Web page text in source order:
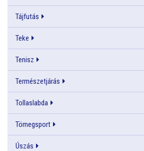
Tájfutás
Teke
Tenisz
Természetjárás
Tollaslabda
Tömegsport
Úszás